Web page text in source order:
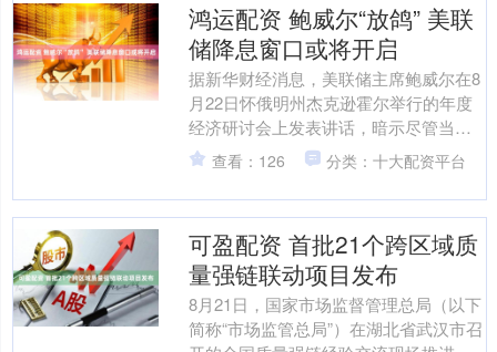
鸿运配资 鲍威尔“放鸽” 美联
储降息窗口或将开启
据新华财经消息，美联储主席鲍威尔在8
月22日怀俄明州杰克逊霍尔举行的年度
经济研讨会上发表讲话，暗示尽管当前
美国存在通胀上行风险，但美联储仍可
能在未来数月降息。 ....
查看：126 分类：十大配资平台
可盈配资 首批21个跨区域质
量强链联动项目发布
8月21日，国家市场监督管理总局（以下
简称“市场监管总局”）在湖北省武汉市召